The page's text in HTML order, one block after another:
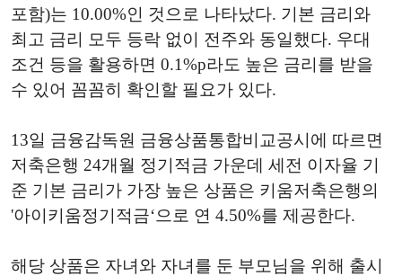
포함)는 10.00%인 것으로 나타났다. 기본 금리와
최고 금리 모두 등락 없이 전주와 동일했다. 우대
조건 등을 활용하면 0.1%p라도 높은 금리를 받을
수 있어 꼼꼼히 확인할 필요가 있다.
13일 금융감독원 금융상품통합비교공시에 따르면
저축은행 24개월 정기적금 가운데 세전 이자율 기
준 기본 금리가 가장 높은 상품은 키움저축은행의
'아이키움정기적금‘으로 연 4.50%를 제공한다.
해당 상품은 자녀와 자녀를 둔 부모님을 위해 출시